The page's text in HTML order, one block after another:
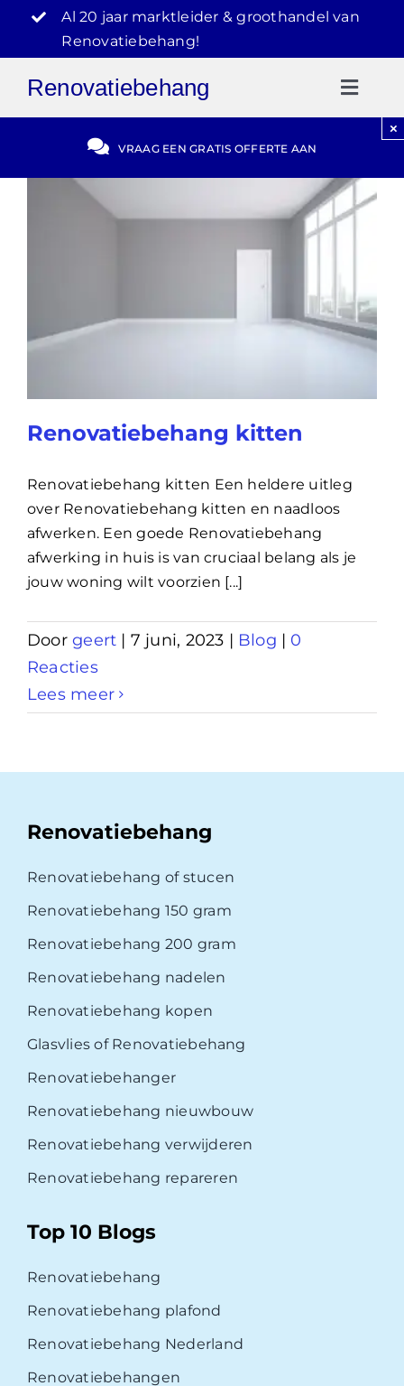
inhoud
Al 20 jaar marktleider & groothandel van
Renovatiebehang!
Renovatiebehang
Gratis Offerte
VRAAG EEN GRATIS OFFERTE AAN
×
Renovatiebehang kitten
Renovatiebehang kitten Een heldere uitleg
over Renovatiebehang kitten en naadloos
afwerken. Een goede Renovatiebehang
afwerking in huis is van cruciaal belang als je
jouw woning wilt voorzien [...]
Doorgeert | 7 juni, 2023 | Blog | 0
Reacties
Lees meer
Renovatiebehang
Renovatiebehang of stucen
Renovatiebehang 150 gram
Renovatiebehang 200 gram
Renovatiebehang nadelen
Renovatiebehang kopen
Glasvlies of Renovatiebehang
Renovatiebehanger
Renovatiebehang nieuwbouw
Renovatiebehang verwijderen
Renovatiebehang repareren
Top 10 Blogs
Renovatiebehang
Renovatiebehang plafond
Renovatiebehang Nederland
Renovatiebehangen